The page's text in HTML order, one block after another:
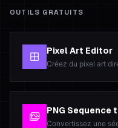
OUTILS GRATUITS
Pixel Art Editor
Créez du pixel art
PNG Sequence
Convertissez une